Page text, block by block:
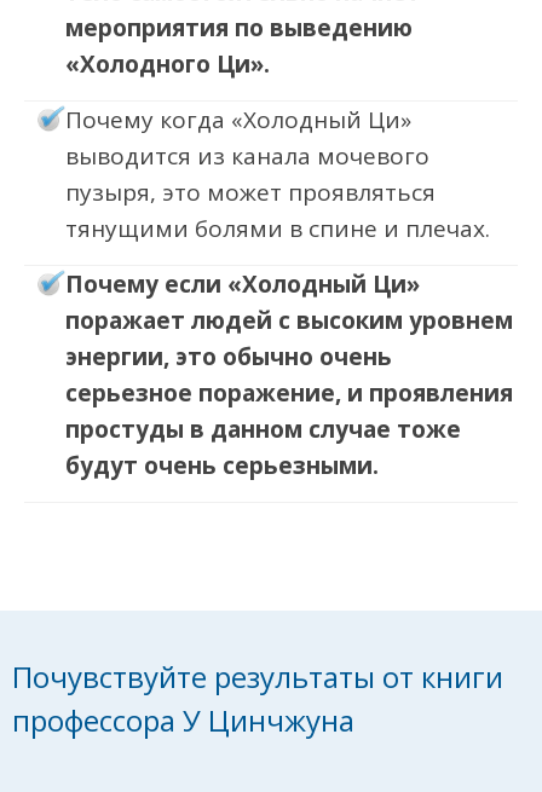
мероприятия по выведению
«Холодного Ци».
Почему когда «Холодный Ци»
выводится из канала мочевого
пузыря, это может проявляться
тянущими болями в спине и плечах.
Почему если «Холодный Ци»
поражает людей с высоким уровнем
энергии, это обычно очень
серьезное поражение, и проявления
простуды в данном случае тоже
будут очень серьезными.
Почувствуйте результаты от книги
профессора У Цинчжуна